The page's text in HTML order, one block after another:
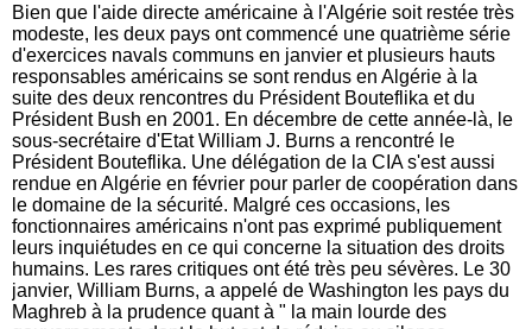
Bien que l'aide directe américaine à l'Algérie soit restée très
modeste, les deux pays ont commencé une quatrième série
d'exercices navals communs en janvier et plusieurs hauts
responsables américains se sont rendus en Algérie à la
suite des deux rencontres du Président Bouteflika et du
Président Bush en 2001. En décembre de cette année-là, le
sous-secrétaire d'Etat William J. Burns a rencontré le
Président Bouteflika. Une délégation de la CIA s'est aussi
rendue en Algérie en février pour parler de coopération dans
le domaine de la sécurité. Malgré ces occasions, les
fonctionnaires américains n'ont pas exprimé publiquement
leurs inquiétudes en ce qui concerne la situation des droits
humains. Les rares critiques ont été très peu sévères. Le 30
janvier, William Burns, a appelé de Washington les pays du
Maghreb à la prudence quant à " la main lourde des